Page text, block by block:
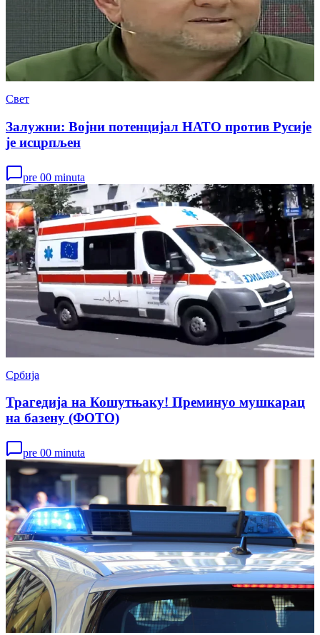
Свет
Залужни: Војни потенцијал НАТО против Русије
је исцрпљен
pre 00 minuta
Србија
Трагедија на Кошутњаку! Преминуо мушкарац
на базену (ФОТО)
pre 00 minuta